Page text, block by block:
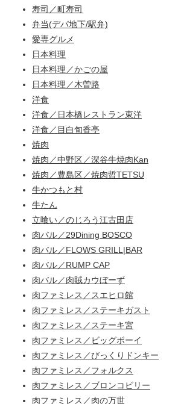
寿司／町寿司
弁当(デパ地下/駅弁)
愛専グルメ
日本料理
日本料理／かごの屋
日本料理／木曽路
洋食
洋食／日本橋レストラン東洋
洋食／目白旬香亭
焼肉
焼肉／中野区／深谷牛焼肉Kan
焼肉／豊島区／焼肉哲TETSU
牛かつもと村
牛たん
立喰い／のじろう江古田店
肉バル／29Dining BOSCO
肉バル／FLOWS GRILL|BAR
肉バル／RUMP CAP
肉バル／肉賊カウぼーず
肉ファミレス／スエヒロ館
肉ファミレス／ステーキガスト
肉ファミレス／ステーキ宮
肉ファミレス／ビッグボーイ
肉ファミレス／びっくりドンキー
肉ファミレス／フォルクス
肉ファミレス／ブロンコビリー
肉ファミレス／肉の万世